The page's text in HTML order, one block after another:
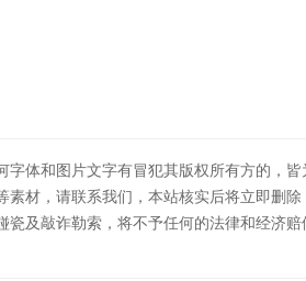
体和图片文字有冒犯其版权所有方的，皆
材，请联系我们，本站核实后将立即删
及敲诈勒索，将不予任何的法律和经济赔